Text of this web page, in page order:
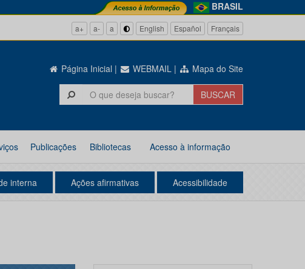
BRASIL
a+ a- a English Español Français
Página Inicial | WEBMAIL | Mapa do Site
Publicações Bibliotecas Acesso à informação
interna Ações afirmativas Acessibilidade